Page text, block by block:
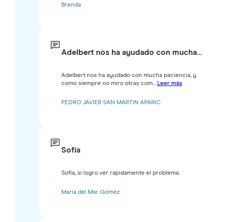
Brenda
Adelbert nos ha ayudado con mucha…
Adelbert nos ha ayudado con mucha paciencia, y
como siempre no miro otras com... Leer más
PEDRO JAVIER SAN MARTIN APARIC
Sofía
Sofía, si logro ver rápidamente el problema.
María del Mar Gómez